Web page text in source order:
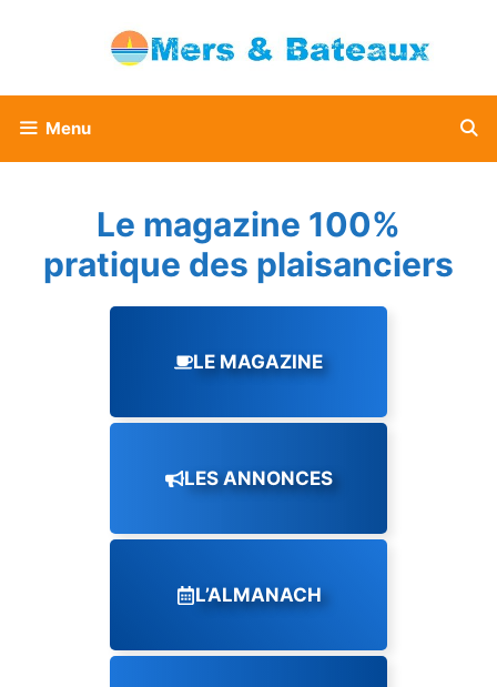
Menu
Le magazine 100%
pratique des plaisanciers
LE MAGAZINE
LES ANNONCES
L’ALMANACH